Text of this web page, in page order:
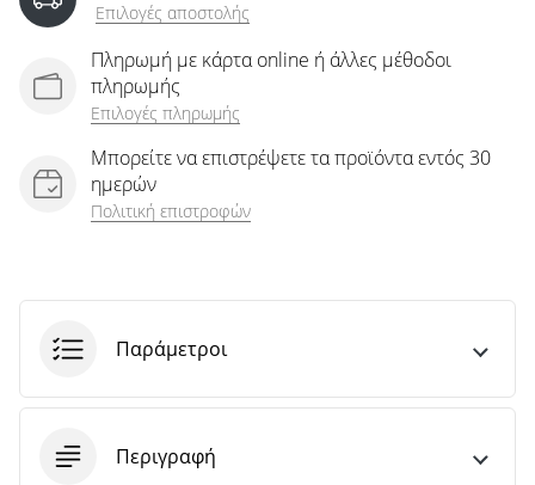
Επιλογές αποστολής
Πληρωμή με κάρτα online ή άλλες μέθοδοι
πληρωμής
Επιλογές πληρωμής
Μπορείτε να επιστρέψετε τα προϊόντα εντός 30
ημερών
Πολιτική επιστροφών
Παράμετροι
Περιγραφή